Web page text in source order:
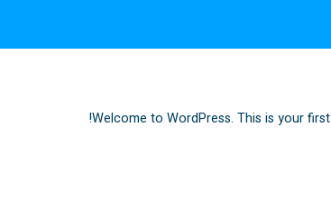
Welcome to WordPress. This is your